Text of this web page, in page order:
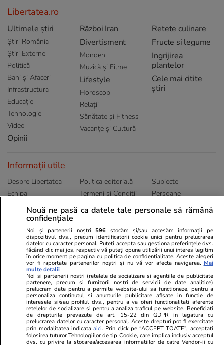
Libertatea.ro
Ultimele știri
Știri România
Știri Externe
Politică
Bani și Afaceri
Infrastructura
Educație
Tehnologie
Video
Opinii
Război Iran
Divertisment
Monden
Muzică și Filme
Lifestyle
Horoscop
Relații
Sănătate și Fitness
Vacanțe și Cultură
Retete culinare
Fructe si legume
Ingrijirea
plantelor
Cele mai citite
știri
Informații utile
Despre Libertatea
Echipa
Publicitate
Politica de
Politica editorială
Termeni și Conditii
Abonamente
Subiecte
Persoane
Sitemap
Ringier România
Libertatea pentru
Unica.ro
Program TV
Avantaje
ELLE
Gazeta Sporturilor
Stiri mondene
Calculator sarcina
Ajută Copiii
Locuri de muncă
Imobiliare.ro
Jobradar24
Imoradar24
Colecții Libertatea
Pariază responsabil! Decizia ONJN nr. 821/25.09.2025.
Nouă ne pasă ca datele tale personale să rămână
confidențiale
Noi și partenerii noștri 596 stocăm și/sau accesăm informații pe
dispozitivul dvs., precum identificatorii cookie unici pentru prelucrarea
datelor cu caracter personal. Puteți accepta sau gestiona preferințele dvs.
făcând clic mai jos, respectiv vă puteți opune utilizării unui interes legitim
în orice moment pe pagina cu politica de confidențialitate. Aceste alegeri
vor fi raportate partenerilor noștri și nu vă vor afecta navigarea. Mai
multe detalii
Noi si partenerii nostri (retelele de socializare si agentiile de publicitate
partenere, precum si furnizorii nostri de servicii de date analitice)
prelucram date pentru a permite website-ului sa functioneze, pentru a
personaliza continutul si anunturile publicitare afisate in functie de
interesele si/sau profilul dvs., pentru a va oferi functionalitati aferente
retelelor de socializare si pentru a analiza traficul pe website. Beneficiati
de drepturile prevazute de art. 15-22 din GDPR in legatura cu
prelucrarea datelor cu caracter personal. Aceste drepturi pot fi exercitate
prin modalitatea indicataaici. Prin click pe “ACCEPT TOATE”, acceptati
folosirea tuturor Tehnologiilor de tip Cookie, care implica inclusiv acceptul
dvs. cu privire la stocarea/accesarea informatiilor de catre Vendor-ii cu